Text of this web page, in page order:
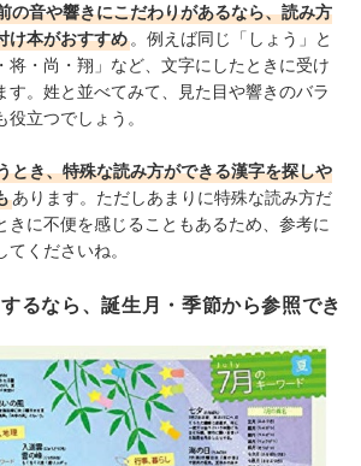
の音や響きにこだわりがあるなら、読み方
け本がおすすめ 。例えば同じ「しょう」と
将・尚・翔」など、文字にしたときに受け
す。姓と並べてみて、見た目や響きのバラ
立つでしょう。
とき、特殊な読み方ができる漢字を探しや
あります。ただしあまりに特殊な読み方だ
きに不便を感じることもあるため、参考に
くださいね。
るなら、誕生月・季節から参照でき